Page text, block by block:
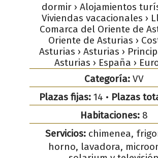
dormir › Alojamientos
Viviendas vacacionales ›
Comarca del Oriente de
Oriente de Asturias ›
Asturias › Asturias ›
Asturias › España ›
Categoría:VV
Plazas fijas: 14 • Plazas
Habitaciones:8
Servicios: chimenea,
horno, lavadora,